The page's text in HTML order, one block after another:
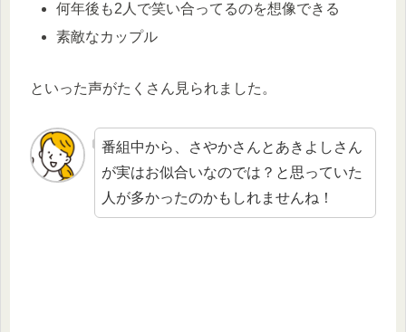
何年後も2人で笑い合ってるのを想像できる
素敵なカップル
といった声がたくさん見られました。
番組中から、さやかさんとあきよしさん
が実はお似合いなのでは？と思っていた
人が多かったのかもしれませんね！